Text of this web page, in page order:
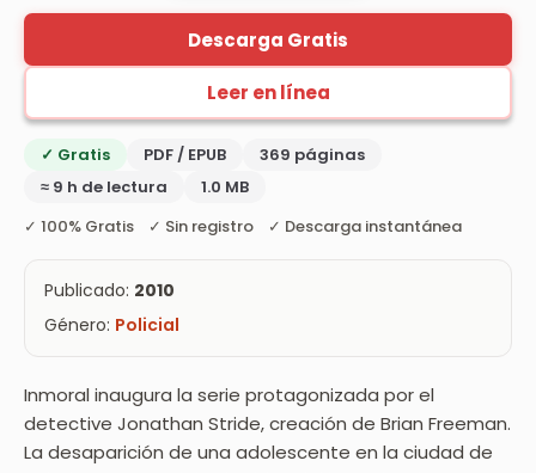
Descarga Gratis
Leer en línea
✓ Gratis PDF / EPUB
369 páginas
≈ 9 h de lectura
1.0 MB
✓ 100% Gratis ✓ Sin registro ✓ Descarga instantánea
Publicado: 2010
Género: Policial
Inmoral inaugura la serie protagonizada por el
detective Jonathan Stride, creación de Brian Freeman.
La desaparición de una adolescente en la ciudad de